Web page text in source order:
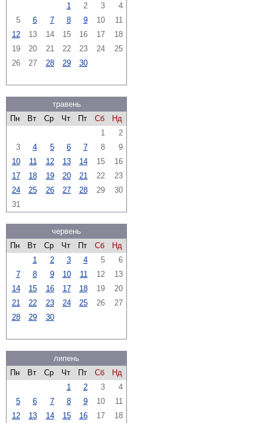
1
2 3
4
5
6 7 8 9 10
11
12
13 14 15 16 17
18
19
20 21 22 23 24
25
26
27 28 29 30
травень
Пн
Вт Ср Чт Пт Сб
Нд
1
2
3
4 5 6 7 8
9
10
11 12 13 14 15
16
17
18 19 20 21 22
23
24
25 26 27 28 29
30
31
червень
Пн
Вт Ср Чт Пт Сб
Нд
1
2 3 4 5
6
7
8 9 10 11 12
13
14
15 16 17 18 19
20
21
22 23 24 25 26
27
28
29 30
липень
Пн
Вт Ср Чт Пт Сб
Нд
1
2 3
4
5
6 7 8 9 10
11
12
13 14 15 16 17
18